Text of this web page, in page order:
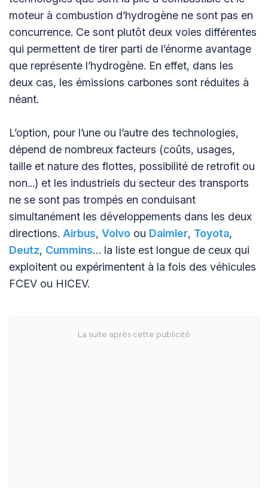
moteur à combustion d’hydrogène ne sont pas en
concurrence. Ce sont plutôt deux voies différentes
qui permettent de tirer parti de l’énorme avantage
que représente l’hydrogène. En effet, dans les
deux cas, les émissions carbones sont réduites à
néant.
L’option, pour l’une ou l’autre des technologies,
dépend de nombreux facteurs (coûts, usages,
taille et nature des flottes, possibilité de retrofit ou
non...) et les industriels du secteur des transports
ne se sont pas trompés en conduisant
simultanément les développements dans les deux
directions. Airbus, Volvo ou Daimler, Toyota,
Deutz, Cummins… la liste est longue de ceux qui
exploitent ou expérimentent à la fois des véhicules
FCEV ou HICEV.